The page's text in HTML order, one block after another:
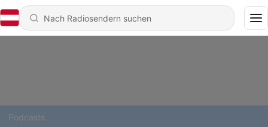
Podcasts